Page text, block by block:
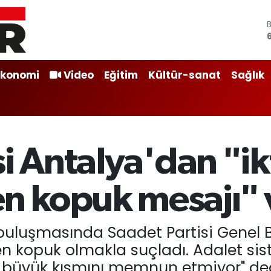
Video Eğitim Kültür-sanat Sağlık
Antalya'dan
kopuk mesajı"
Saadet Partisi Genel
kopuk olmakla suçladı. Adalet